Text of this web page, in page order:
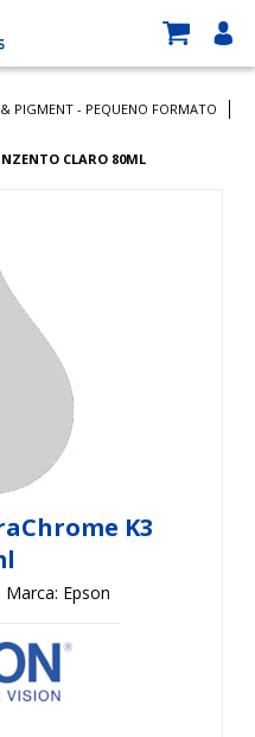
PIGMENT - PEQUENO FORMATO
CLARO 80ML
K3
Marca: Epson